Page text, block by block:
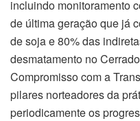
incluindo monitoramento
de última geração que já
de soja e 80% das
desmatamento no
Compromisso com a
pilares norteadores da
periodicamente os